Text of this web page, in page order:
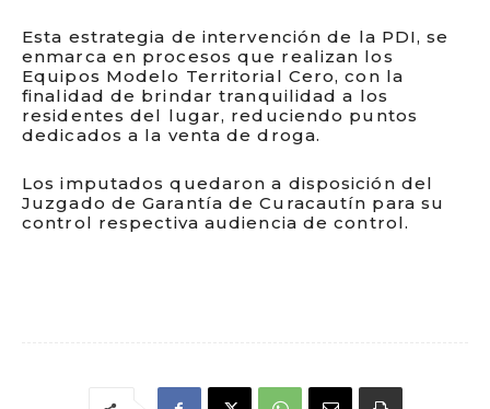
Esta estrategia de intervención de la PDI, se
enmarca en procesos que realizan los
Equipos Modelo Territorial Cero, con la
finalidad de brindar tranquilidad a los
residentes del lugar, reduciendo puntos
dedicados a la venta de droga.
Los imputados quedaron a disposición del
Juzgado de Garantía de Curacautín para su
control respectiva audiencia de control.